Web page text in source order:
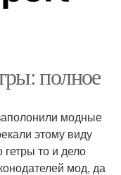
полное
модные
этому виду
то и дело
мод, да